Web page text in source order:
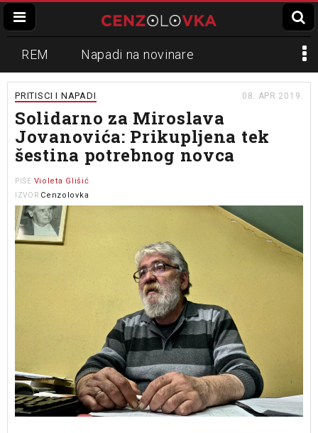
REM Napadi na novinare
Zvučni top
Propaganda Lokalni mediji
Informer Slavko Ćuruvija
PRITISCI I NAPADI 08. APR 2019.
Solidarno za Miroslava
Jovanovića: Prikupljena tek
šestina potrebnog novca
PIŠE Violeta Glišić
IZVOR Cenzolovka